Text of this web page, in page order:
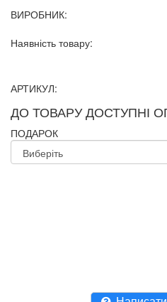
ВИРОБНИК:
Наявність товару:
АРТИКУЛ:
ДО ТОВАРУ ДОСТУПНІ
ПОДАРОК